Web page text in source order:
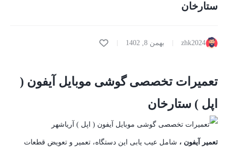
ستارخان
zhk2024 بهمن 8, 1402
تعمیرات تخصصی گوشی موبایل آیفون (
اپل ) ستارخان
تعمیر آیفون ، شامل عیب یابی این دستگاه، تعمیر و تعویض قطعات